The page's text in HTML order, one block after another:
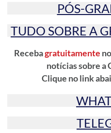
PÓS-
TUDO SOBRE A
Recebagratuitamente
notícias sobre a
Clique no link